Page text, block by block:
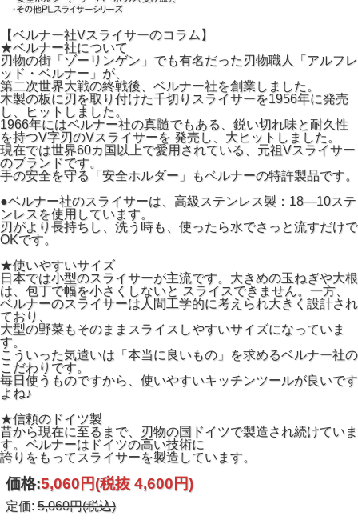
【ベルナー社Vスライサーのコラム】
★ベルナー社について
刃物の街「ゾーリンゲン」でも有名だった刃物職人「アルフレ
ッド・ベルナー」が、
第二次世界大戦の終戦後、ベルナー社を創業しました。
木製の板に刃を取り付けた千切りスライサーを1956年に発売
し、ヒットしました。
1966年にはベルナー社の真髄でもある、鋭い切れ味と耐久性
を持つV字刃のVスライサーを 発売し、大ヒットしました。
現在では世界60カ国以上で愛用されている、元祖Vスライサー
のブランドです。
手の安全を守る「安全ホルダー」もベルナーの特許製品です。
●ベルナー社のスライサーは、高級ステンレス製：18―10ステ
ンレスを使用しています。
刃がより長持ちし、洗う時も、使ったら水でさっと流すだけで
OKです。
★使いやすいサイズ
日本では小型のスライサーが主流です。大きめの玉ねぎや大根
は、包丁で幅を小さくしないと スライスできません。一方、
ベルナーのスライサーは人間工学的に考えられ大きく設計され
ており、
大型の野菜もそのままスライスしやすいサイズになっていま
す。
こういった気遣いは「本当に良いもの」を求めるベルナー社の
こだわりです。
毎日使うものですから、使いやすいキッチンツールが良いです
よね♪
★信頼のドイツ製
昔から現在に至るまで、刃物の国ドイツで製造され続けていま
す。ベルナーはドイツの高い技術に
誇りをもってスライサーを製造しています。
価格:5,060円(税抜 4,600円)
定価:5,060円(税込)